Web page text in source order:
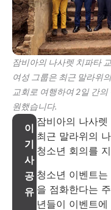
잠비아의 나사렛 치파타
여성 그룹은 최근 말라위
교회로 여행하여 2일 간
원했습니다.
이
기
사
공
유
잠비아의 나사
최근 말라위의
청소년 회의를
청소년 이벤트
을 점화한다는
년들이 이벤트